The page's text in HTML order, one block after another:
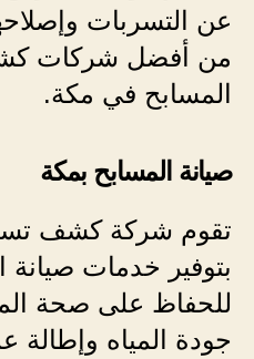
عن التسربات
من أفضل شركات
المسابح في مكة.
صيانة المسابح بمكة
تقوم شركة كشف
بتوفير خدمات صيانة
للحفاظ على صحة
جودة المياه